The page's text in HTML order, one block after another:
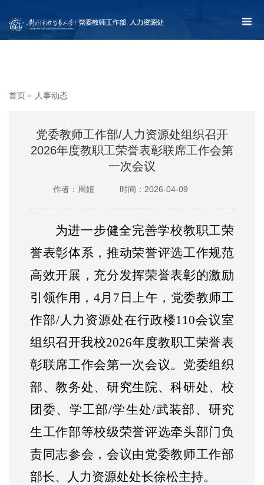
首页 > 人事动态
党委教师工作部/人力资源处组织召开
2026年度教职工荣誉表彰联席工作会第
一次会议
作者：周姮 时间：2026-04-09
为进一步健全完善学校教职工荣
誉表彰体系，推动荣誉评选工作规范
高效开展，充分发挥荣誉表彰的激励
引领作用， 4月7日上午，党委教师工
作部/人力资源处在行政楼110会议室
组织召开我校2026年度教职工荣誉表
彰联席工作会第一次会议。党委组织
部、教务处、研究生院、科研处、校
团委、学工部/学生处/武装部、研究
生工作部等校级荣誉评选牵头部门负
责同志参会，会议由党委教师工作部
部长、人力资源处处长徐松主持。